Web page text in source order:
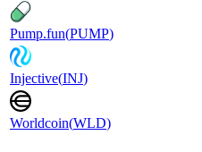
Pump.fun(PUMP)
Injective(INJ)
Worldcoin(WLD)